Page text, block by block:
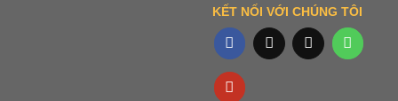
KẾT NỐI VỚI CHÚNG TÔI